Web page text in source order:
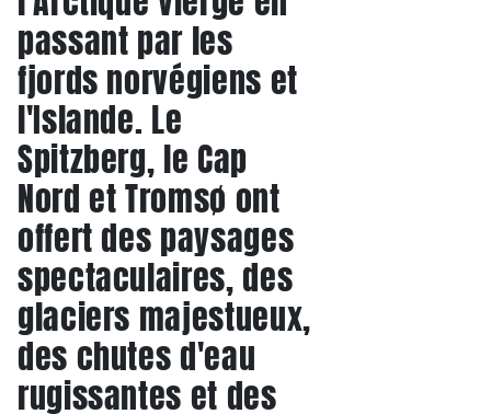
passant par les
fjords norvégiens et
l'Islande. Le
Spitzberg, le Cap
Nord et Tromsø ont
offert des paysages
spectaculaires, des
glaciers majestueux,
des chutes d'eau
rugissantes et des